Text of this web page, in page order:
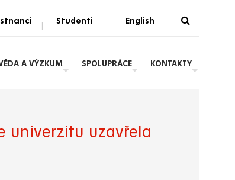
| Studenti English
A VÝZKUM SPOLUPRÁCE KONTAKTY
univerzitu uzavřela